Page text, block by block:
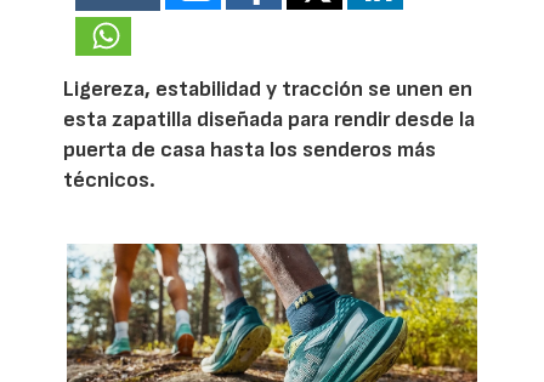
Ligereza, estabilidad y tracción se unen en
esta zapatilla diseñada para rendir desde la
puerta de casa hasta los senderos más
técnicos.